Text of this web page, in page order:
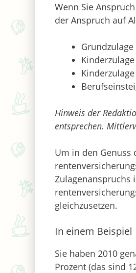
Wenn Sie
der Anspruch auf
Hinweis der
entsprechen.
Um in den Genuss
Zulagenanspruchs
gleichzusetzen.
In einem Beispiel
Sie haben 2010
Prozent (das sind